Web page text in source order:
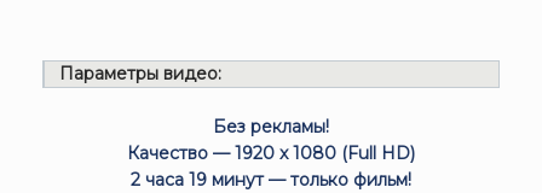
Параметры видео:
Без рекламы!
Качество — 1920 x 1080 (Full HD)
2 часа 19 минут — только фильм!